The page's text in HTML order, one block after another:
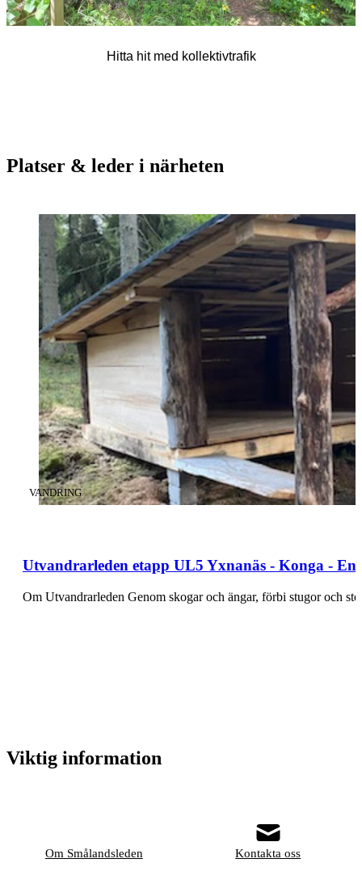
Hitta hit med kollektivtrafik
Platser & leder i närheten
Utvandrarleden etapp UL5 Yxnanäs - Konga - En
KATEGORI:
VANDRING
Om Utvandrarleden Genom skogar och ängar, förbi stugor och
Viktig information
Om Smålandsleden Kontakta oss